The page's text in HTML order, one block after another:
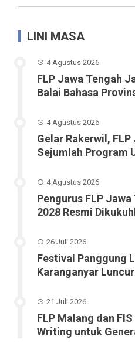
LINI MASA
4 Agustus 2026
FLP Jawa Tengah
Balai Bahasa
4 Agustus 2026
Gelar Rakerwil,
Sejumlah Program
4 Agustus 2026
Pengurus FLP
2028 Resmi
26 Juli 2026
Festival Panggung
Karanganyar
21 Juli 2026
FLP Malang dan
Writing untuk